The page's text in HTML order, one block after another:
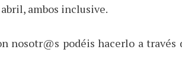
ambos inclusive.
nosotr@s podéis hacerlo a través